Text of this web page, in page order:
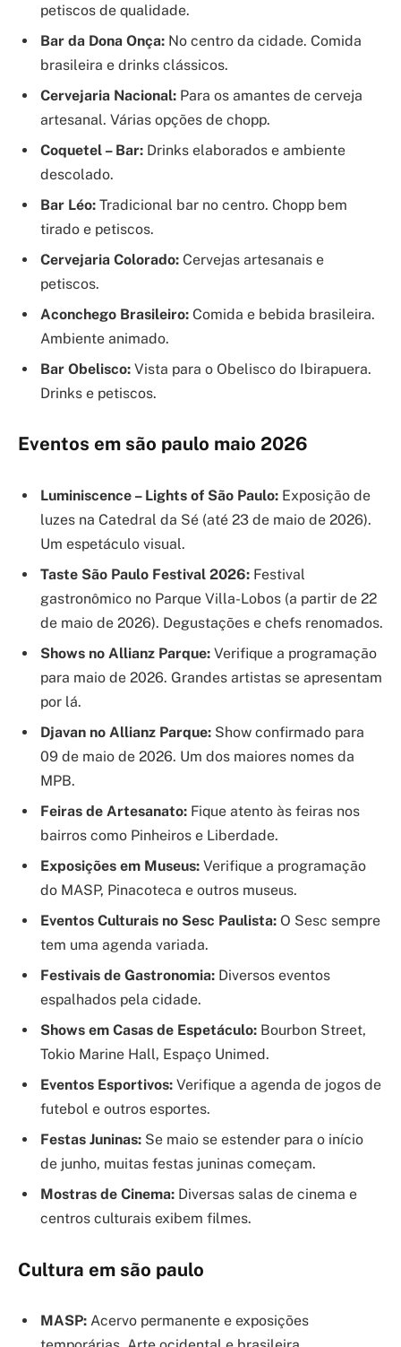
petiscos de qualidade.
Bar da Dona Onça: No centro da cidade. Comida
brasileira e drinks clássicos.
Cervejaria Nacional: Para os amantes de cerveja
artesanal. Várias opções de chopp.
Coquetel – Bar: Drinks elaborados e ambiente
descolado.
Bar Léo: Tradicional bar no centro. Chopp bem
tirado e petiscos.
Cervejaria Colorado: Cervejas artesanais e
petiscos.
Aconchego Brasileiro: Comida e bebida brasileira.
Ambiente animado.
Bar Obelisco: Vista para o Obelisco do Ibirapuera.
Drinks e petiscos.
Eventos em são paulo maio 2026
Luminiscence – Lights of São Paulo: Exposição de
luzes na Catedral da Sé (até 23 de maio de 2026).
Um espetáculo visual.
Taste São Paulo Festival 2026: Festival
gastronômico no Parque Villa-Lobos (a partir de 22
de maio de 2026). Degustações e chefs renomados.
Shows no Allianz Parque: Verifique a programação
para maio de 2026. Grandes artistas se apresentam
por lá.
Djavan no Allianz Parque: Show confirmado para
09 de maio de 2026. Um dos maiores nomes da
MPB.
Feiras de Artesanato: Fique atento às feiras nos
bairros como Pinheiros e Liberdade.
Exposições em Museus: Verifique a programação
do MASP, Pinacoteca e outros museus.
Eventos Culturais no Sesc Paulista: O Sesc sempre
tem uma agenda variada.
Festivais de Gastronomia: Diversos eventos
espalhados pela cidade.
Shows em Casas de Espetáculo: Bourbon Street,
Tokio Marine Hall, Espaço Unimed.
Eventos Esportivos: Verifique a agenda de jogos de
futebol e outros esportes.
Festas Juninas: Se maio se estender para o início
de junho, muitas festas juninas começam.
Mostras de Cinema: Diversas salas de cinema e
centros culturais exibem filmes.
Cultura em são paulo
MASP: Acervo permanente e exposições